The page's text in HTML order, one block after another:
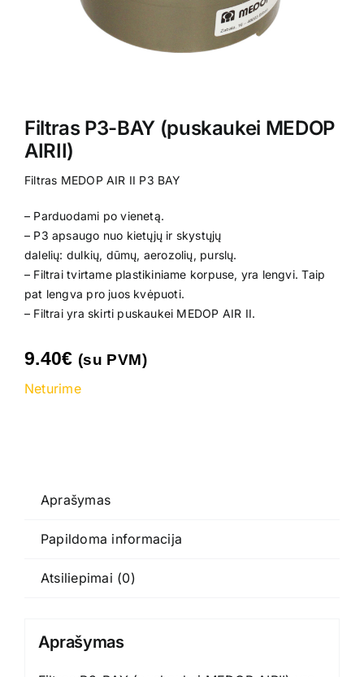
Kontaktai
Filtras P3-BAY (puskaukei MEDOP
AIRII)
Filtras MEDOP AIR II P3 BAY
– Parduodami po vienetą.
– P3 apsaugo nuo kietųjų ir skystųjų
dalelių: dulkių, dūmų, aerozolių, purslų.
– Filtrai tvirtame plastikiniame korpuse, yra lengvi. Taip
pat lengva pro juos kvėpuoti.
– Filtrai yra skirti puskaukei MEDOP AIR II.
9.40€ (su PVM)
Neturime
Aprašymas
Papildoma informacija
Atsiliepimai (0)
Aprašymas